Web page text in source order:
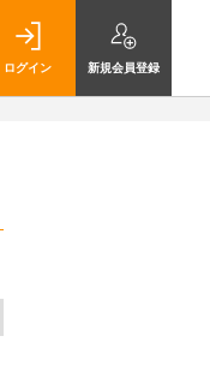
ログイン 新規会員登録